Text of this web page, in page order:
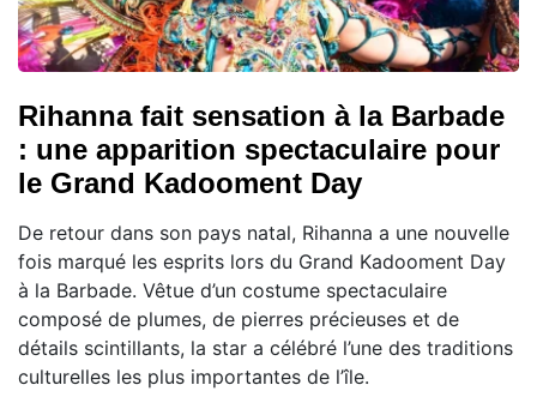
Rihanna fait sensation à la Barbade
: une apparition spectaculaire pour
le Grand Kadooment Day
De retour dans son pays natal, Rihanna a une nouvelle
fois marqué les esprits lors du Grand Kadooment Day
à la Barbade. Vêtue d’un costume spectaculaire
composé de plumes, de pierres précieuses et de
détails scintillants, la star a célébré l’une des traditions
culturelles les plus importantes de l’île.